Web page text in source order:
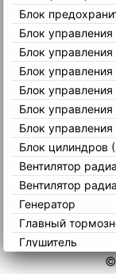
Блок
Блок управления
Блок управления
Блок
Блок управления
Блок
Блок
Блок цилиндров
Вентилятор
Вентилятор
Генератор
Главный
Глушитель
Головка блока
Главная•
©